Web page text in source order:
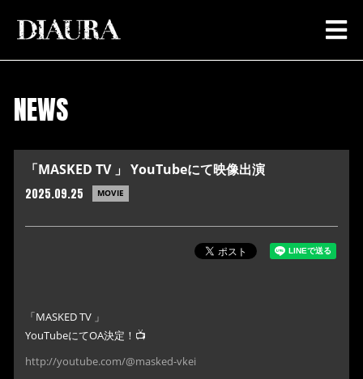
NEWS
「MASKED TV 」 YouTubeにて映像出演
2025.09.25 MOVIE
「MASKED TV 」
YouTubeにてOA決定！📺
http://youtube.com/@masked-vkei